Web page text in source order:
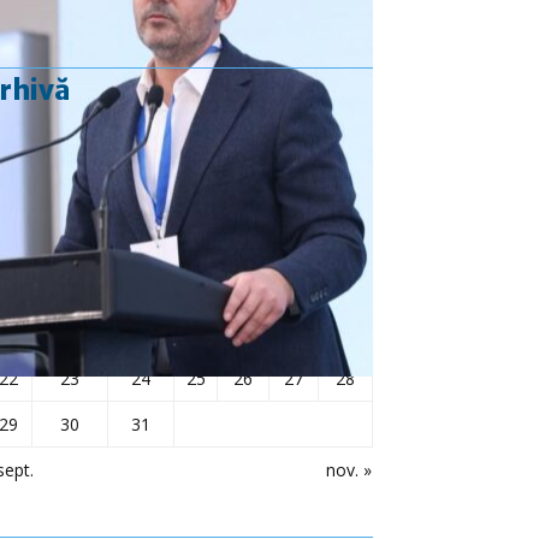
octombrie 2018
Ma Mi D
nov. »
2 3 6
7
11 12 13
14
19
21
23 24 25 26 27
28
30 31